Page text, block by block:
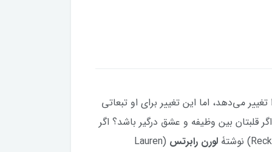
می‌دهد، اما این تغییر برای او تبعاتی
قلبتان بین وظیفه و عشق درگیر باشد؟ اگر
لورن رابرتس (Lauren